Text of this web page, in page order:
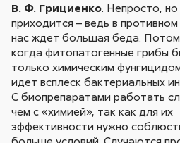
В. Ф. Грициенко. Непросто, но
приходится – ведь в противном
нас ждет большая беда.
когда фитопатогенные грибы
только химическим
идет всплеск бактериальных
С биопрепаратами работать
чем с «химией», так как для их
эффективности нужно